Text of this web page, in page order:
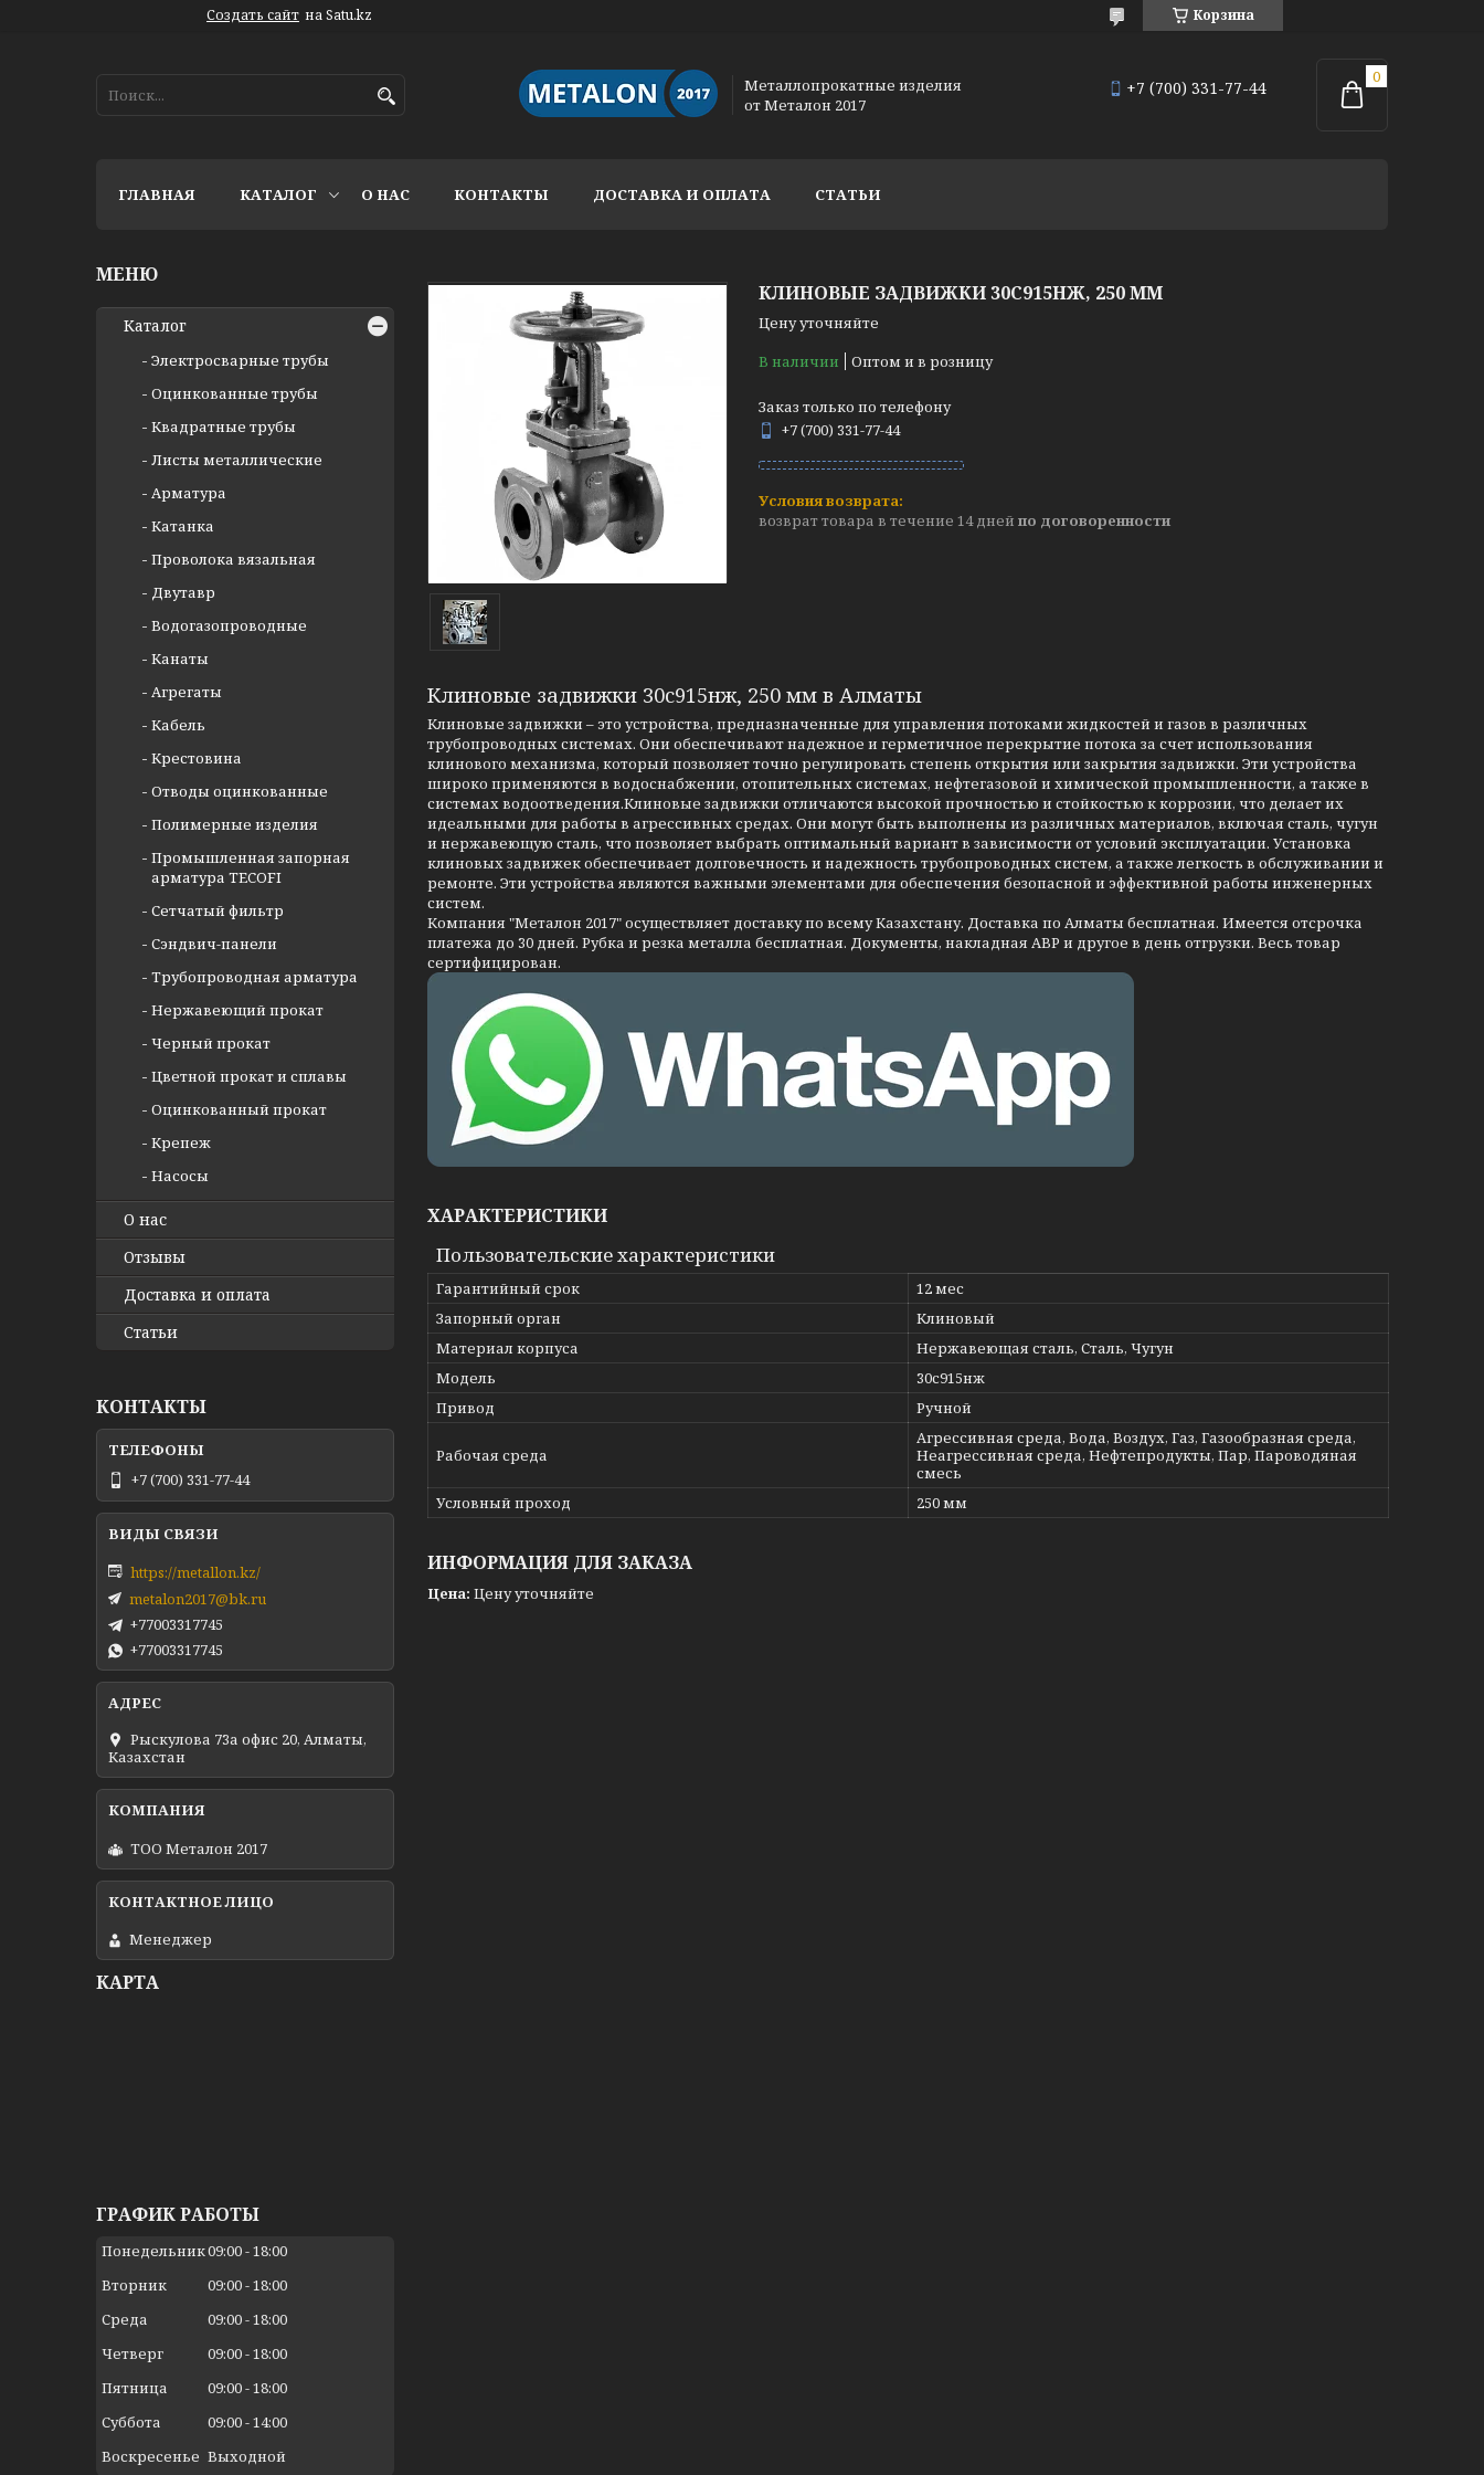
Создать сайт на Satu.kz Корзина
Металлопрокатные изделия
от Металон 2017
+7 (700) 331-77-44
ГЛАВНАЯ КАТАЛОГ О НАС КОНТАКТЫ ДОСТАВКА И ОПЛАТА СТАТЬИ
КЛИНОВЫЕ ЗАДВИЖКИ 30С915НЖ, 250 ММ
Цену уточняйте
В наличии
Оптом и в розницу
Заказ только по телефону
+7 (700) 331-77-44
возврат товара в течение 14 дней по договоренности
Клиновые задвижки 30с915нж, 250 мм в Алматы
Клиновые задвижки – это устройства, предназначенные для управления потоками жидкостей и газов в различных
трубопроводных системах. Они обеспечивают надежное и герметичное перекрытие потока за счет использования
клинового механизма, который позволяет точно регулировать степень открытия или закрытия задвижки. Эти устройства
широко применяются в водоснабжении, отопительных системах, нефтегазовой и химической промышленности, а также в
системах водоотведения.Клиновые задвижки отличаются высокой прочностью и стойкостью к коррозии, что делает их
идеальными для работы в агрессивных средах. Они могут быть выполнены из различных материалов, включая сталь, чугун
и нержавеющую сталь, что позволяет выбрать оптимальный вариант в зависимости от условий эксплуатации. Установка
клиновых задвижек обеспечивает долговечность и надежность трубопроводных систем, а также легкость в обслуживании и
ремонте. Эти устройства являются важными элементами для обеспечения безопасной и эффективной работы инженерных
систем.
Компания "Металон 2017" осуществляет доставку по всему Казахстану. Доставка по Алматы бесплатная. Имеется отсрочка
платежа до 30 дней. Рубка и резка металла бесплатная. Документы, накладная АВР и другое в день отгрузки. Весь товар
сертифицирован.
ХАРАКТЕРИСТИКИ
Пользовательские характеристики
Гарантийный срок
12 мес
Запорный орган
Клиновый
Материал корпуса
Нержавеющая сталь, Сталь, Чугун
Модель
30с915нж
Привод
Ручной
Рабочая среда
Агрессивная среда, Вода, Воздух, Газ, Газообразная среда,
Неагрессивная среда, Нефтепродукты, Пар, Пароводяная
смесь
Условный проход
250 мм
ИНФОРМАЦИЯ ДЛЯ ЗАКАЗА
Цена: Цену уточняйте
Каталог
Электросварные трубы
Оцинкованные трубы
Квадратные трубы
Листы металлические
Арматура
Катанка
Проволока вязальная
Двутавр
Водогазопроводные
Канаты
Агрегаты
Кабель
Крестовина
Отводы оцинкованные
Полимерные изделия
Промышленная запорная
арматура TECOFI
Сетчатый фильтр
Сэндвич-панели
Трубопроводная арматура
Нержавеющий прокат
Черный прокат
Цветной прокат и сплавы
Оцинкованный прокат
Крепеж
Насосы
О нас
Отзывы
Доставка и оплата
Статьи
КОНТАКТЫ
+7 (700) 331-77-44
https://metallon.kz/
metalon2017@bk.ru
+77003317745
+77003317745
Рыскулова 73а офис 20, Алматы,
Казахстан
ТОО Металон 2017
Менеджер
КАРТА
ГРАФИК РАБОТЫ
Понедельник09:00 18:00
Вторник
09:00 18:00
Среда
09:00 18:00
Четверг
09:00 18:00
Пятница
09:00 18:00
Суббота
09:00 14:00
Воскресенье Выходной